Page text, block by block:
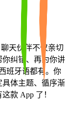
天伙伴不仅亲切
你纠错、再为你讲
班牙语都有。你
体主题、循序渐
款 App 了！